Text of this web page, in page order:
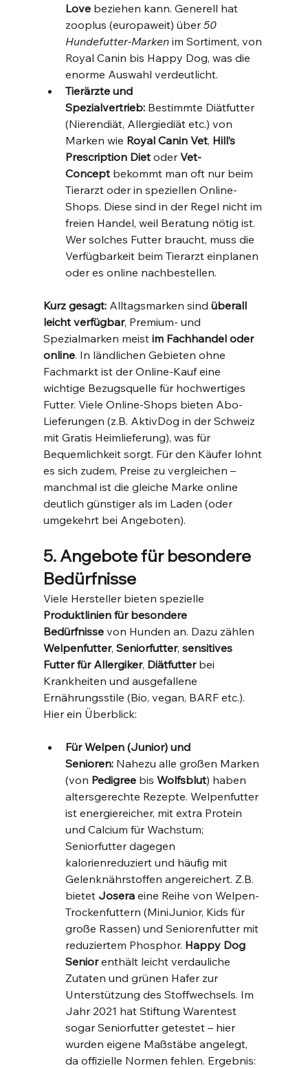
Love beziehen kann. Generell hat
zooplus (europaweit) über 50
Hundefutter-Marken im Sortiment, von
Royal Canin bis Happy Dog, was die
enorme Auswahl verdeutlicht.
Tierärzte und
Spezialvertrieb: Bestimmte Diätfutter
(Nierendiät, Allergiediät etc.) von
Marken wie Royal Canin Vet, Hill’s
Prescription Diet oder Vet-
Concept bekommt man oft nur beim
Tierarzt oder in speziellen Online-
Shops. Diese sind in der Regel nicht im
freien Handel, weil Beratung nötig ist.
Wer solches Futter braucht, muss die
Verfügbarkeit beim Tierarzt einplanen
oder es online nachbestellen.
Kurz gesagt: Alltagsmarken sind überall
leicht verfügbar, Premium- und
Spezialmarken meist im Fachhandel oder
online. In ländlichen Gebieten ohne
Fachmarkt ist der Online-Kauf eine
wichtige Bezugsquelle für hochwertiges
Futter. Viele Online-Shops bieten Abo-
Lieferungen (z.B. AktivDog in der Schweiz
mit Gratis Heimlieferung), was für
Bequemlichkeit sorgt. Für den Käufer lohnt
es sich zudem, Preise zu vergleichen –
manchmal ist die gleiche Marke online
deutlich günstiger als im Laden (oder
umgekehrt bei Angeboten).
5. Angebote für besondere
Bedürfnisse
Viele Hersteller bieten spezielle
Produktlinien für besondere
Bedürfnisse von Hunden an. Dazu zählen
Welpenfutter, Seniorfutter, sensitives
Futter für Allergiker, Diätfutter bei
Krankheiten und ausgefallene
Ernährungsstile (Bio, vegan, BARF etc.).
Hier ein Überblick:
Für Welpen (Junior) und
Senioren: Nahezu alle großen Marken
(von Pedigree bis Wolfsblut) haben
altersgerechte Rezepte. Welpenfutter
ist energiereicher, mit extra Protein
und Calcium für Wachstum;
Seniorfutter dagegen
kalorienreduziert und häufig mit
Gelenknährstoffen angereichert. Z.B.
bietet Josera eine Reihe von Welpen-
Trockenfuttern (MiniJunior, Kids für
große Rassen) und Seniorenfutter mit
reduziertem Phosphor. Happy Dog
Senior enthält leicht verdauliche
Zutaten und grünen Hafer zur
Unterstützung des Stoffwechsels. Im
Jahr 2021 hat Stiftung Warentest
sogar Seniorfutter getestet – hier
wurden eigene Maßstäbe angelegt,
da offizielle Normen fehlen​. Ergebnis: